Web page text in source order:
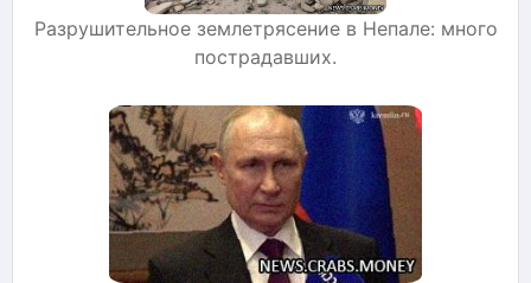
Разрушительное землетрясение в Непале: много
пострадавших.